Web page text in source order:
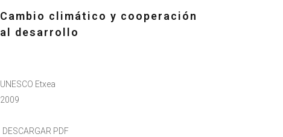
Cambio climático y cooperación
al desarrollo
UNESCO Etxea
2009
DESCARGAR PDF